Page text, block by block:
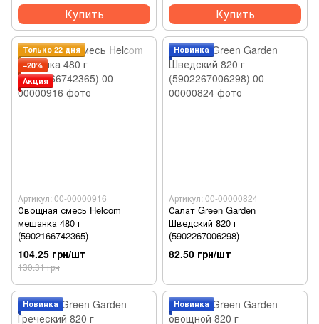
Купить Купить
Только 22 дня
−20%
Акция
Артикул: 00-00000916
Овощная смесь Helcom
мешанка 480 г
(5902166742365)
104.25 грн/шт
130.31 грн
Новинка
Артикул: 00-00000824
Салат Green Garden
Шведский 820 г
(5902267006298)
82.50 грн/шт
Новинка Новинка